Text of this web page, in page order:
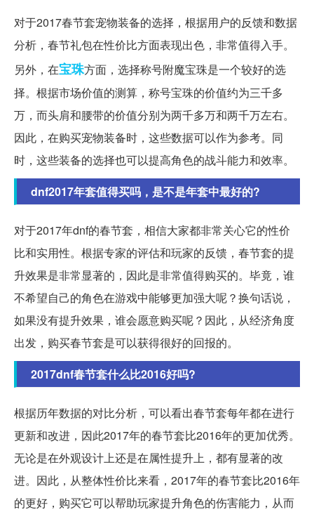
对于2017春节套宠物装备的选择，根据用户的反馈和数据
分析，春节礼包在性价比方面表现出色，非常值得入手。
另外，在宝珠方面，选择称号附魔宝珠是一个较好的选
择。根据市场价值的测算，称号宝珠的价值约为三千多
万，而头肩和腰带的价值分别为两千多万和两千万左右。
因此，在购买宠物装备时，这些数据可以作为参考。同
时，这些装备的选择也可以提高角色的战斗能力和效率。
dnf2017年套值得买吗，是不是年套中最好的?
对于2017年dnf的春节套，相信大家都非常关心它的性价
比和实用性。根据专家的评估和玩家的反馈，春节套的提
升效果是非常显著的，因此是非常值得购买的。毕竟，谁
不希望自己的角色在游戏中能够更加强大呢？换句话说，
如果没有提升效果，谁会愿意购买呢？因此，从经济角度
出发，购买春节套是可以获得很好的回报的。
2017dnf春节套什么比2016好吗?
根据历年数据的对比分析，可以看出春节套每年都在进行
更新和改进，因此2017年的春节套比2016年的更加优秀。
无论是在外观设计上还是在属性提升上，都有显著的改
进。因此，从整体性价比来看，2017年的春节套比2016年
的更好，购买它可以帮助玩家提升角色的伤害能力，从而